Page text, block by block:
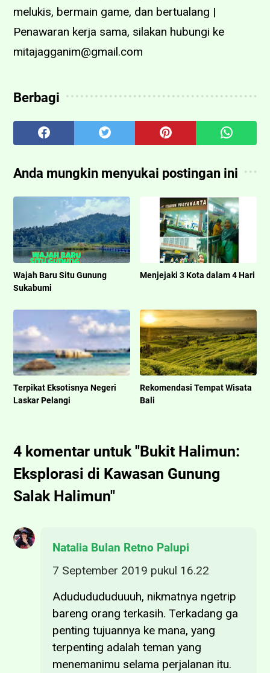
melukis, bermain game, dan bertualang |
Penawaran kerja sama, silakan hubungi ke
mitajagganim@gmail.com
Berbagi
Anda mungkin menyukai postingan ini
Wajah Baru Situ Gunung
Sukabumi
Menjejaki 3 Kota dalam 4 Hari
Terpikat Eksotisnya Negeri
Laskar Pelangi
Rekomendasi Tempat Wisata
Bali
4 komentar untuk "Bukit Halimun:
Eksplorasi di Kawasan Gunung
Salak Halimun"
Natalia Bulan Retno Palupi
7 September 2019 pukul 16.22
Adududududuuuh, nikmatnya ngetrip
bareng orang terkasih. Terkadang ga
penting tujuannya ke mana, yang
terpenting adalah teman yang
menemanimu selama perjalanan itu.